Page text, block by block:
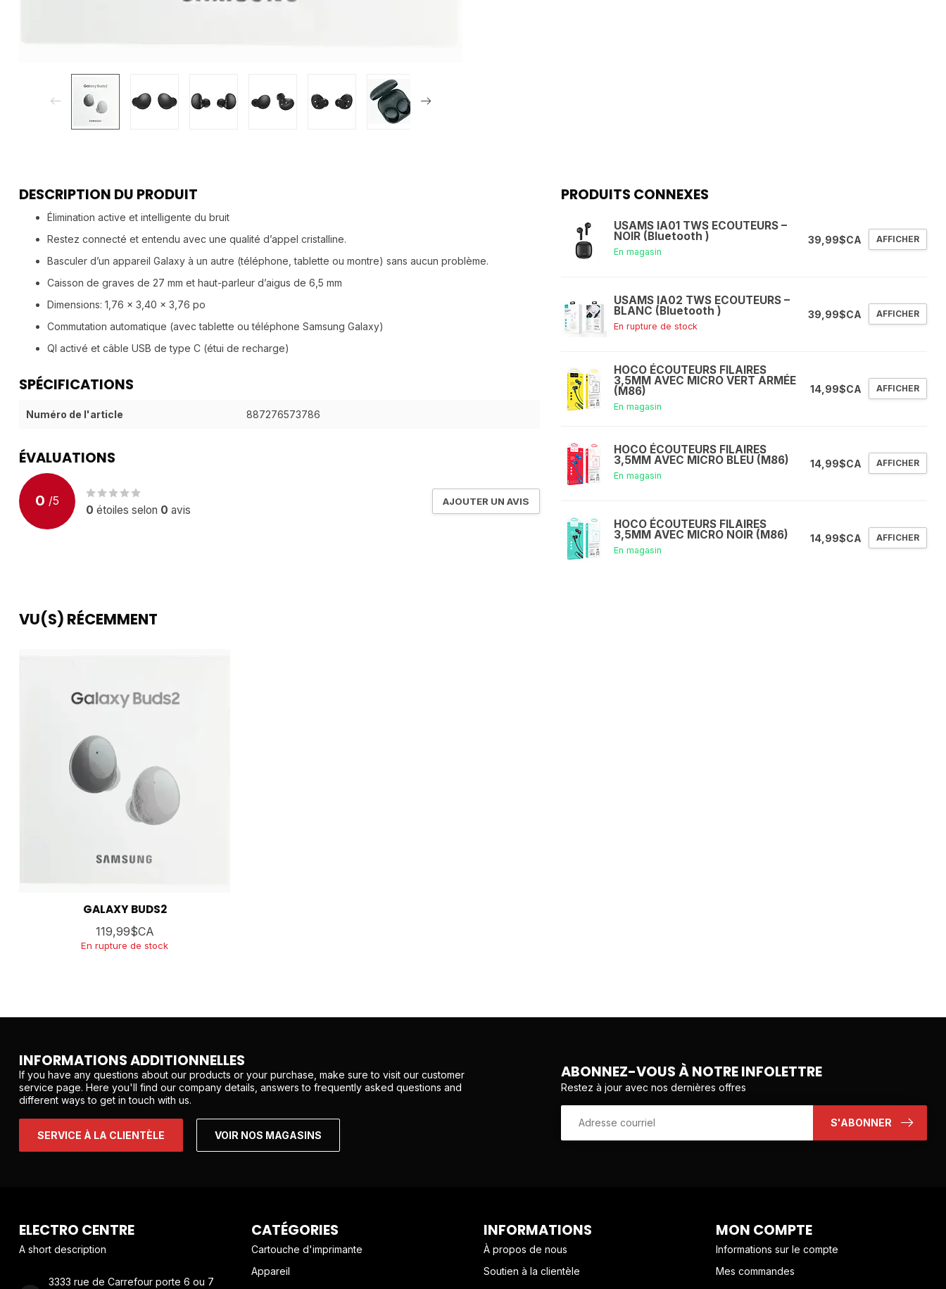
DESCRIPTION DU PRODUIT
Élimination active et intelligente du bruit
Restez connecté et entendu avec une qualité d’appel cristalline.
Basculer d’un appareil Galaxy à un autre (téléphone, tablette ou montre) sans aucun problème.
Caisson de graves de 27 mm et haut-parleur d’aigus de 6,5 mm
Dimensions: 1,76 x 3,40 x 3,76 po
Commutation automatique (avec tablette ou téléphone Samsung Galaxy)
QI activé et câble USB de type C (étui de recharge)
SPÉCIFICATIONS
Numéro de l'article 887276573786
ÉVALUATIONS
0 /5
0 étoiles selon 0 avis
AJOUTER UN AVIS
PRODUITS CONNEXES
USAMS IA01 TWS ECOUTEURS –
NOIR (Bluetooth )
En magasin
39,99$CA AFFICHER
USAMS IA02 TWS ECOUTEURS –
BLANC (Bluetooth )
En rupture de stock
39,99$CA AFFICHER
HOCO ÉCOUTEURS FILAIRES
3,5MM AVEC MICRO VERT ARMÉE
(M86)
En magasin
14,99$CA AFFICHER
HOCO ÉCOUTEURS FILAIRES
3,5MM AVEC MICRO BLEU (M86)
En magasin
14,99$CA AFFICHER
HOCO ÉCOUTEURS FILAIRES
3,5MM AVEC MICRO NOIR (M86)
En magasin
14,99$CA AFFICHER
VU(S) RÉCEMMENT
GALAXY BUDS2
119,99$CA
En rupture de stock
INFORMATIONS ADDITIONNELLES
If you have any questions about our products or your purchase, make sure to visit our customer
service page. Here you'll find our company details, answers to frequently asked questions and
different ways to get in touch with us.
SERVICE À LA CLIENTÈLE VOIR NOS MAGASINS
ABONNEZ-VOUS À NOTRE INFOLETTRE
Restez à jour avec nos dernières offres
S'ABONNER
ELECTRO CENTRE
A short description
3333 rue de Carrefour porte 6 ou 7
CATÉGORIES
Cartouche d'imprimante
Appareil
INFORMATIONS
À propos de nous
Soutien à la clientèle
MON COMPTE
Informations sur le compte
Mes commandes